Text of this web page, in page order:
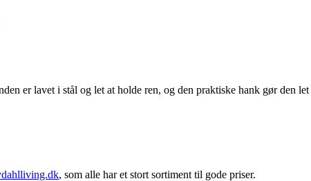
er lavet i stål og let at holde ren, og den praktiske hank gør den let
, som alle har et stort sortiment til gode priser.